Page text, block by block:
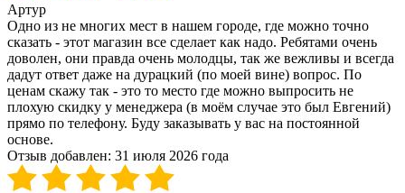
Артур
Одно из не многих мест в нашем городе, где можно точно
сказать - этот магазин все сделает как надо. Ребятами очень
доволен, они правда очень молодцы, так же вежливы и всегда
дадут ответ даже на дурацкий (по моей вине) вопрос. По
ценам скажу так - это то место где можно выпросить не
плохую скидку у менеджера (в моём случае это был Евгений)
прямо по телефону. Буду заказывать у вас на постоянной
основе.
Отзыв добавлен: 31 июля 2026 года